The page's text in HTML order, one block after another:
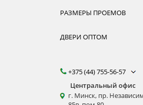
РАЗМЕРЫ ПРОЕМОВ
ДВЕРИ ОПТОМ
+375 (44) 755-56-57
Центральный офис
г. Минск, пр.